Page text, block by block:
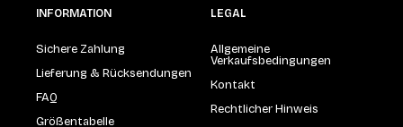
INFORMATION
Sichere Zahlung
Lieferung & Rücksendungen
FAQ
Größentabelle
LEGAL
Allgemeine
Verkaufsbedingungen
Kontakt
Rechtlicher Hinweis